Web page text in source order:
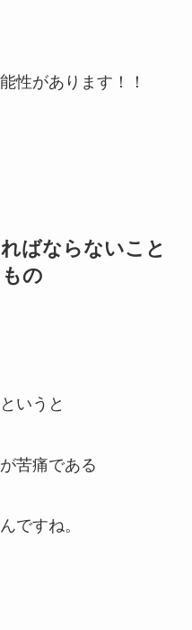
性があります！！
ばならないこと
の
いうと
苦痛である
ですね。